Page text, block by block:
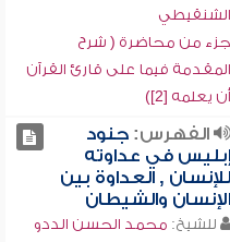
الشنقيطي
جزء من محاضرة ( شرح
المقدمة فيما على قارئ القرآن
أن يعلمه [2])
الفهرس:جنود
إبليس في عداوته
للإنسان , العداوة بين
الإنسان والشيطان
للشيخ: محمد الحسن الددو